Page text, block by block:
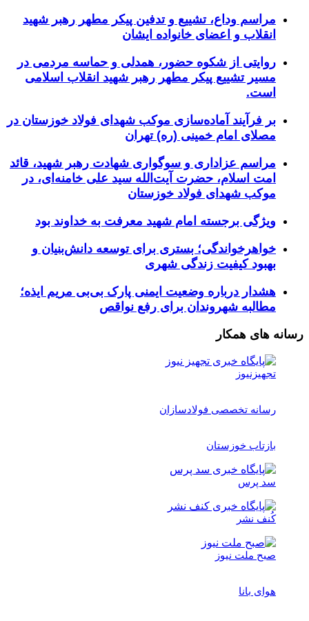
مراسم وداع، تشییع و تدفین پیکر مطهر رهبر شهید
انقلاب و اعضای خانواده ایشان
روایتی از شکوه حضور، همدلی و حماسه مردمی در
مسیر تشییع پیکر مطهر رهبر شهید انقلاب اسلامی
است.
بر فرآیند آماده‌سازی موکب شهدای فولاد خوزستان در
مصلای امام خمینی (ره) تهران
مراسم عزاداری و سوگواری شهادت رهبر شهید، قائد
امت اسلام، حضرت آیت‌الله سید علی خامنه‌ای، در
موکب شهدای فولاد خوزستان
ویژگی برجسته امام شهید معرفت به خداوند بود
خواهرخواندگی؛ بستری برای توسعه دانش‌بنیان و
بهبود کیفیت زندگی شهری
هشدار درباره وضعیت ایمنی پارک بی‌بی مریم ایذه؛
مطالبه شهروندان برای رفع نواقص
رسانه های همکار
تجهیزنیوز
رسانه تخصصی فولادسازان
بازتاب خوزستان
سد پرس
کُنف نشر
صبح ملت نیوز
هوای بانا